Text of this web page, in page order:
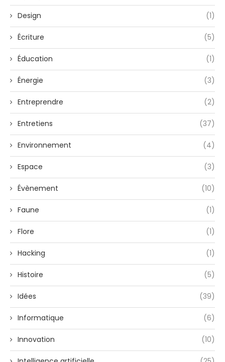
Design (1)
Écriture (5)
Éducation (1)
Énergie (3)
Entreprendre (2)
Entretiens (37)
Environnement (4)
Espace (3)
Évènement (10)
Faune (1)
Flore (1)
Hacking (1)
Histoire (5)
Idées (39)
Informatique (6)
Innovation (10)